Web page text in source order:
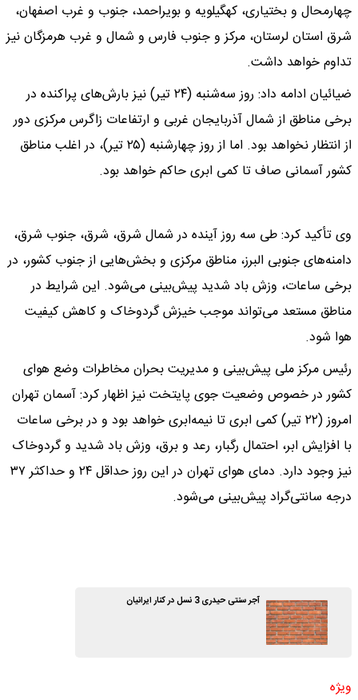
چهارمحال و بختیاری، کهگیلویه و بویراحمد، جنوب و غرب اصفهان،
شرق استان لرستان، مرکز و جنوب فارس و شمال و غرب هرمزگان نیز
تداوم خواهد داشت.
ضیائیان ادامه داد: روز سه‌شنبه (۲۴ تیر) نیز بارش‌های پراکنده در
برخی مناطق از شمال آذربایجان غربی و ارتفاعات زاگرس مرکزی دور
از انتظار نخواهد بود. اما از روز چهارشنبه (۲۵ تیر)، در اغلب مناطق
کشور آسمانی صاف تا کمی ابری حاکم خواهد بود.
وی تأکید کرد: طی سه روز آینده در شمال شرق، شرق، جنوب شرق،
دامنه‌های جنوبی البرز، مناطق مرکزی و بخش‌هایی از جنوب کشور، در
برخی ساعات، وزش باد شدید پیش‌بینی می‌شود. این شرایط در
مناطق مستعد می‌تواند موجب خیزش گردوخاک و کاهش کیفیت
هوا شود.
رئیس مرکز ملی پیش‌بینی و مدیریت بحران مخاطرات وضع هوای
کشور در خصوص وضعیت جوی پایتخت نیز اظهار کرد: آسمان تهران
امروز (۲۲ تیر) کمی ابری تا نیمه‌ابری خواهد بود و در برخی ساعات
با افزایش ابر، احتمال رگبار، رعد و برق، وزش باد شدید و گردوخاک
نیز وجود دارد. دمای هوای تهران در این روز حداقل ۲۴ و حداکثر ۳۷
درجه سانتی‌گراد پیش‌بینی می‌شود.
آجر سنتی حیدری 3 نسل در کنار ایرانیان
ویژه